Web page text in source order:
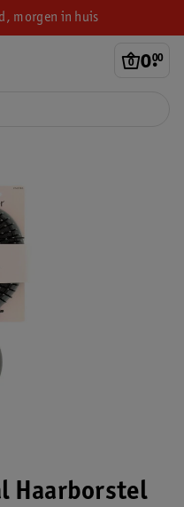
morgen in huis
0.
00
Haarborstel